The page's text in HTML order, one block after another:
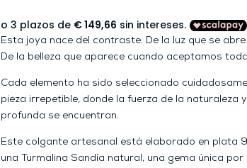
Esta joya nace del contraste. De la luz que se
De la belleza que aparece cuando aceptamos
Cada elemento ha sido seleccionado
pieza irrepetible, donde la fuerza de la naturaleza
profunda se encuentran.
Este colgante artesanal está elaborado en plata
una Turmalina Sandía natural, una gema única